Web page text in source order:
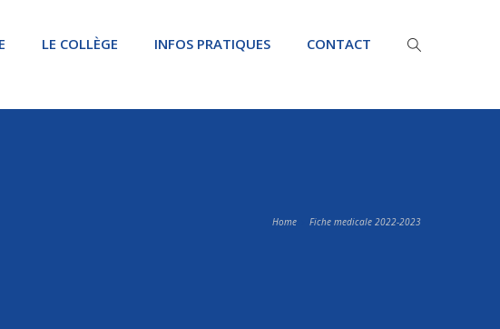
LE COLLÈGE INFOS PRATIQUES CONTACT
Home Fiche medicale 2022-2023